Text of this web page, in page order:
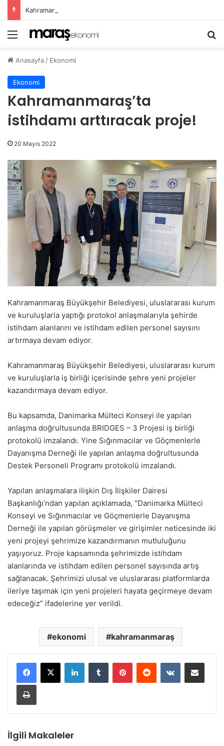
Menü
Anasayfa / Ekonomi
Ekonomi
Kahramanmaraş’ta
istihdamı arttıracak proje!
20 Mayıs 2022
Kahramanmaraş Büyükşehir Belediyesi, uluslararası kurum
ve kuruluşlarla yaptığı protokol anlaşmalarıyla şehirde
istihdam alanlarını ve istihdam edilen personel sayısını
artırmaya devam ediyor.
Kahramanmaraş Büyükşehir Belediyesi, uluslararası kurum
ve kuruluşlarla iş birliği içerisinde şehre yeni projeler
kazandırmaya devam ediyor.
Bu kapsamda, Danimarka Mülteci Konseyi ile yapılan
anlaşma doğrultusunda BRIDGES – 3 Projesi iş birliği
protokolü imzalandı. Yine Sığınmacılar ve Göçmenlerle
Dayanışma Derneği ile yapılan anlaşma doğrultusunda
Destek Personeli Programı protokolü imzalandı.
Yapılan anlaşmalara ilişkin Dış İlişkiler Dairesi
Başkanlığı’ndan yapılan açıklamada, “Danimarka Mülteci
Konseyi ve Sığınmacılar ve Göçmenlerle Dayanışma
Derneği ile yapılan görüşmeler ve girişimler neticesinde iki
yeni projeyi şehrimize kazandırmanın mutluluğunu
yaşıyoruz. Proje kapsamında şehrimizde istihdam
alanlarında ve istihdam edilen personel sayısında artış
sağlanacak. Şehrimizi ulusal ve uluslararası platformlarda
ileriye taşımak için yeni projeleri hayata geçirmeye devam
edeceğiz” ifadelerine yer verildi.
ekonomi kahramanmaraş
LinkedInTumblr PinterestReddit VKontakteE-Posta ile paylaş
Yazdır
İlgili Makaleler